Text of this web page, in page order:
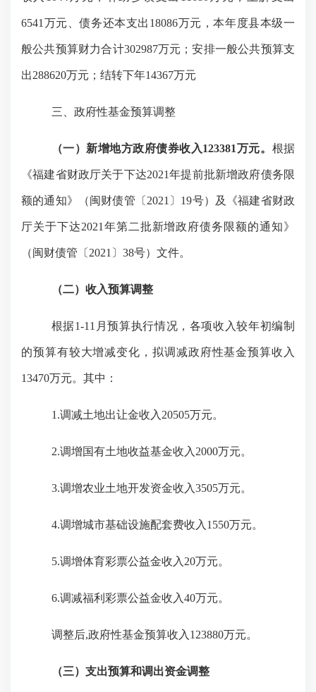
6541万元、债务还本支出18086万元，本年度县本级一
般公共预算财力合计302987万元；安排一般公共预算支
出288620万元；结转下年14367万元
三、政府性基金预算调整
（一）新增地方政府债券收入123381万元。 根据
《福建省财政厅关于下达2021年提前批新增政府债务限
额的通知》（闽财债管〔2021〕19号）及《福建省财政
厅关于下达2021年第二批新增政府债务限额的通知》
（闽财债管〔2021〕38号）文件。
（二）收入预算调整
根据1-1 1 月预算执行情况，各项收入较年初编制
的预算有较大增减变化，拟调减政府性基金预算收入
13470万元。其中：
1.调减土地出让金收入20505万元。
2.调增国有土地收益基金收入2000万元。
3.调增农业土地开发资金收入3505万元。
4.调增城市基础设施配套费收入1550万元。
5.调增体育彩票公益金收入20万元。
6.调减福利彩票公益金收入40万元。
调整后,政府性基金预算收入123880万元。
（三）支出预算和调出资金调整